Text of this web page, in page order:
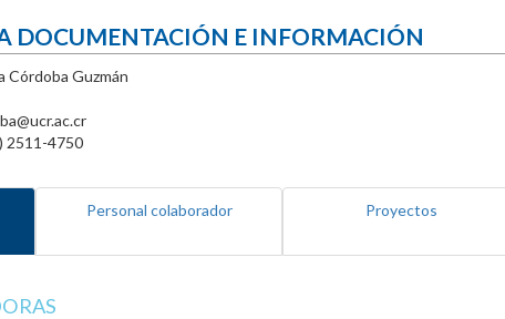
DOCUMENTACIÓN E INFORMACIÓN
Córdoba Guzmán
2511-4750
Personal colaborador Proyectos